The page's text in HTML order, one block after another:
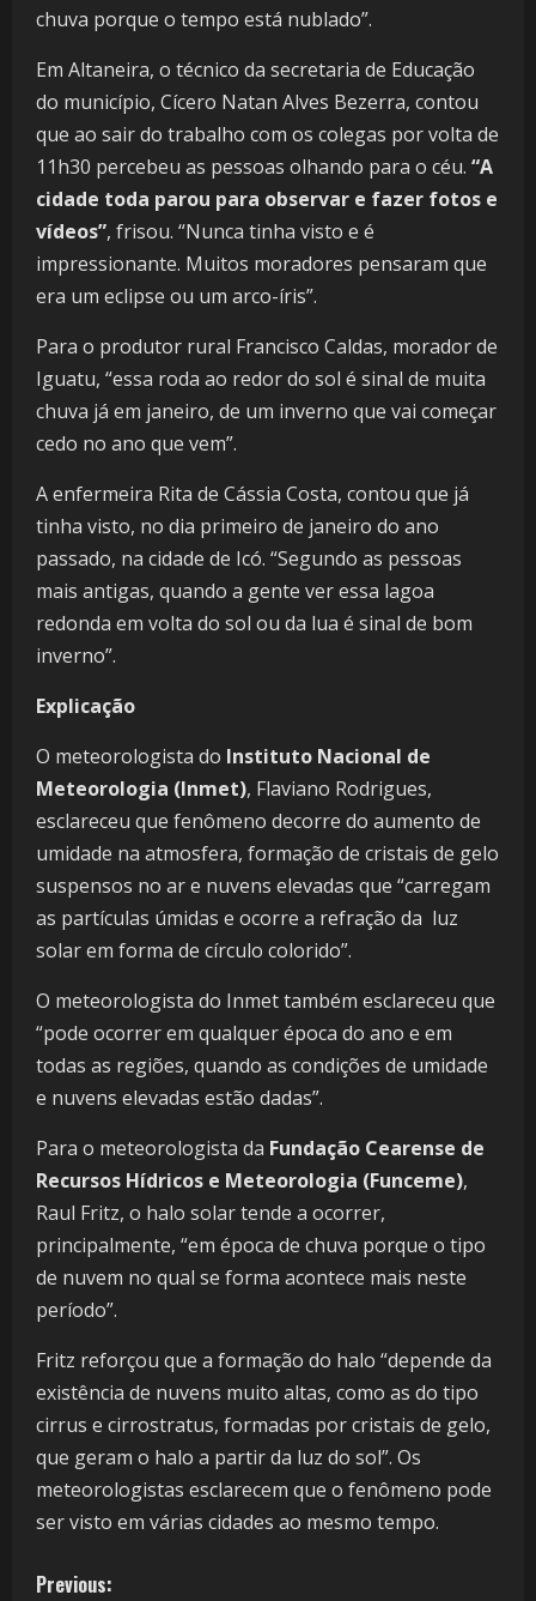
chuva porque o tempo está nublado”.
Em Altaneira, o técnico da secretaria de Educação
do município, Cícero Natan Alves Bezerra, contou
que ao sair do trabalho com os colegas por volta de
11h30 percebeu as pessoas olhando para o céu. “A
cidade toda parou para observar e fazer fotos e
vídeos”, frisou. “Nunca tinha visto e é
impressionante. Muitos moradores pensaram que
era um eclipse ou um arco-íris”.
Para o produtor rural Francisco Caldas, morador de
Iguatu, “essa roda ao redor do sol é sinal de muita
chuva já em janeiro, de um inverno que vai começar
cedo no ano que vem”.
A enfermeira Rita de Cássia Costa, contou que já
tinha visto, no dia primeiro de janeiro do ano
passado, na cidade de Icó. “Segundo as pessoas
mais antigas, quando a gente ver essa lagoa
redonda em volta do sol ou da lua é sinal de bom
inverno”.
Explicação
O meteorologista do Instituto Nacional de
Meteorologia (Inmet), Flaviano Rodrigues,
esclareceu que fenômeno decorre do aumento de
umidade na atmosfera, formação de cristais de gelo
suspensos no ar e nuvens elevadas que “carregam
as partículas úmidas e ocorre a refração da luz
solar em forma de círculo colorido”.
O meteorologista do Inmet também esclareceu que
“pode ocorrer em qualquer época do ano e em
todas as regiões, quando as condições de umidade
e nuvens elevadas estão dadas”.
Para o meteorologista da Fundação Cearense de
Recursos Hídricos e Meteorologia (Funceme),
Raul Fritz, o halo solar tende a ocorrer,
principalmente, “em época de chuva porque o tipo
de nuvem no qual se forma acontece mais neste
período”.
Fritz reforçou que a formação do halo “depende da
existência de nuvens muito altas, como as do tipo
cirrus e cirrostratus, formadas por cristais de gelo,
que geram o halo a partir da luz do sol”. Os
meteorologistas esclarecem que o fenômeno pode
ser visto em várias cidades ao mesmo tempo.
Previous: